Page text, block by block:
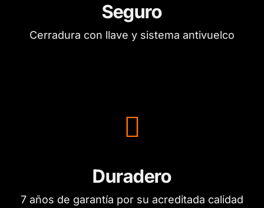
Seguro
Cerradura con llave y sistema antivuelco
Duradero
7 años de garantía por su acreditada calidad